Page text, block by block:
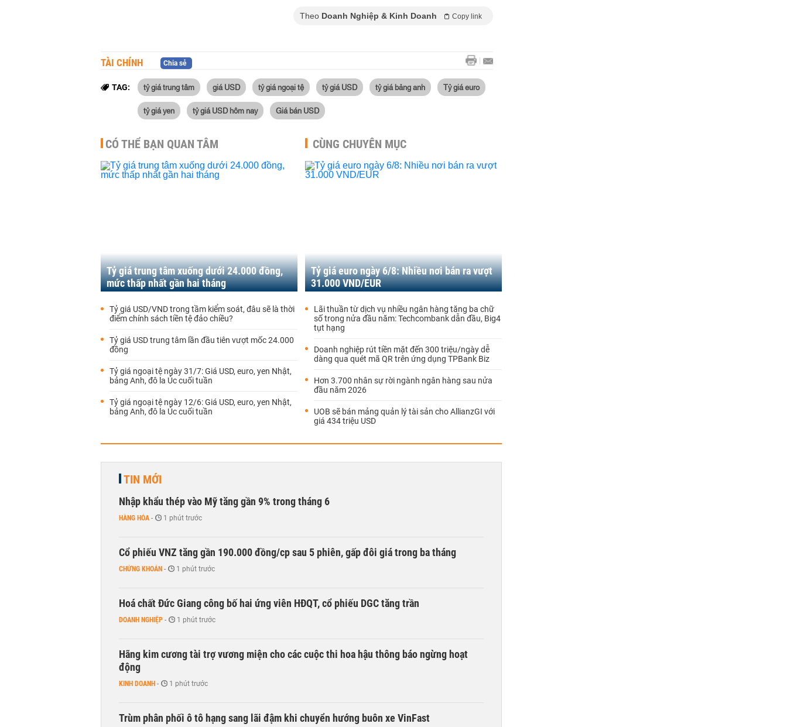
Theo Doanh Nghiệp & Kinh Doanh Copy link
TÀI CHÍNH Chia sẻ
TAG: tỷ giá trung tâm giá USD tỷ giá ngoại tệ tỷ giá USD tỷ giá bảng anh Tỷ giá euro
tỷ giá yen tỷ giá USD hôm nay Giá bán USD
CÓ THỂ BẠN QUAN TÂM
Tỷ giá trung tâm xuống dưới 24.000 đồng,
mức thấp nhất gần hai tháng
Tỷ giá USD/VND trong tầm kiểm soát, đâu sẽ là thời
điểm chính sách tiền tệ đảo chiều?
Tỷ giá USD trung tâm lần đầu tiên vượt mốc 24.000
đồng
Tỷ giá ngoại tệ ngày 31/7: Giá USD, euro, yen Nhật,
bảng Anh, đô la Úc cuối tuần
Tỷ giá ngoại tệ ngày 12/6: Giá USD, euro, yen Nhật,
bảng Anh, đô la Úc cuối tuần
CÙNG CHUYÊN MỤC
Tỷ giá euro ngày 6/8: Nhiều nơi bán ra vượt
31.000 VND/EUR
Lãi thuần từ dịch vụ nhiều ngân hàng tăng ba chữ
số trong nửa đầu năm: Techcombank dẫn đầu, Big4
tụt hạng
Doanh nghiệp rút tiền mặt đến 300 triệu/ngày dễ
dàng qua quét mã QR trên ứng dụng TPBank Biz
Hơn 3.700 nhân sự rời ngành ngân hàng sau nửa
đầu năm 2026
UOB sẽ bán mảng quản lý tài sản cho AllianzGI với
giá 434 triệu USD
TIN MỚI
Nhập khẩu thép vào Mỹ tăng gần 9% trong tháng 6
HÀNG HÓA - 1 phút trước
Cổ phiếu VNZ tăng gần 190.000 đồng/cp sau 5 phiên, gấp đôi giá trong ba tháng
CHỨNG KHOÁN - 1 phút trước
Hoá chất Đức Giang công bố hai ứng viên HĐQT, cổ phiếu DGC tăng trần
DOANH NGHIỆP - 1 phút trước
Hãng kim cương tài trợ vương miện cho các cuộc thi hoa hậu thông báo ngừng hoạt
động
KINH DOANH - 1 phút trước
Trùm phân phối ô tô hạng sang lãi đậm khi chuyển hướng buôn xe VinFast